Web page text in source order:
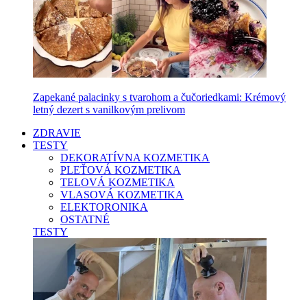
Zapekané palacinky s tvarohom a čučoriedkami: Krémový
letný dezert s vanilkovým prelivom
ZDRAVIE
TESTY
DEKORATÍVNA KOZMETIKA
PLEŤOVÁ KOZMETIKA
TELOVÁ KOZMETIKA
VLASOVÁ KOZMETIKA
ELEKTORONIKA
OSTATNÉ
TESTY